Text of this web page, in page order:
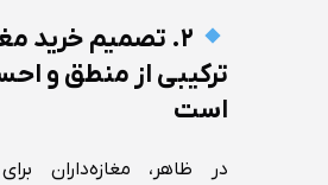
۲. تصمیم خرید
ترکیبی از منطق و
است
در ظاهر، مغازه‌داران